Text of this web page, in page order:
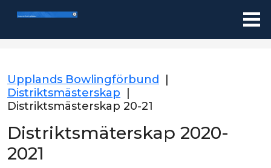
Upplands Bowlingförbund
Distriktsmästerskap
Distriktsmästerskap 20-21
Distriktsmäterskap 2020-
2021